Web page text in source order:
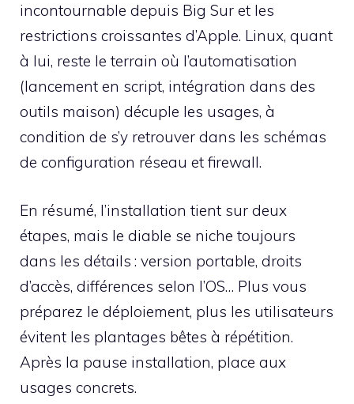
incontournable depuis Big Sur et les
restrictions croissantes d’Apple. Linux, quant
à lui, reste le terrain où l’automatisation
(lancement en script, intégration dans des
outils maison) décuple les usages, à
condition de s’y retrouver dans les schémas
de configuration réseau et firewall.
En résumé, l’installation tient sur deux
étapes, mais le diable se niche toujours
dans les détails : version portable, droits
d’accès, différences selon l’OS… Plus vous
préparez le déploiement, plus les utilisateurs
évitent les plantages bêtes à répétition.
Après la pause installation, place aux
usages concrets.